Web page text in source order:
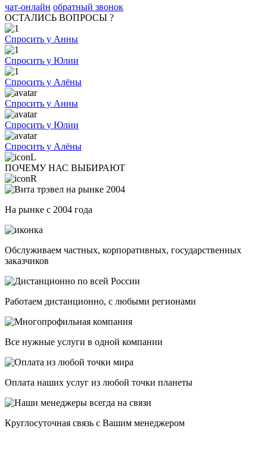
чат-онлайн обратный звонок
ОСТАЛИСЬ ВОПРОСЫ ?
Спросить у Анны
Спросить у Юлии
Спросить у Алёны
Спросить у Анны
Спросить у Юлии
Спросить у Алёны
ПОЧЕМУ НАС ВЫБИРАЮТ
На рынке с 2004 года
Обслуживаем частных, корпоративных, государственных
заказчиков
Работаем дистанционно, с любыми регионами
Все нужные услуги в одной компании
Оплата наших услуг из любой точки планеты
Круглосуточная связь с Вашим менеджером